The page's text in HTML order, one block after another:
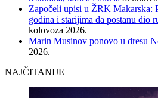
Započeli upisi u ŽRK Makarska:
godina i starijima da postanu dio
kolovoza 2026.
Marin Musinov ponovo u dresu
2026.
NAJČITANIJE